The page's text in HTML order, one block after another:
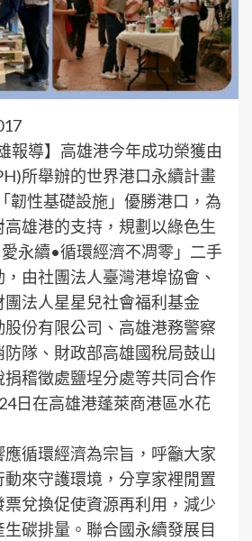
報導】高雄港今年成功榮獲由
所舉辦的世界港口永續計畫
韌性基礎設施」優勝港口，為
雄港的支持，規劃以綠色生
永續•循環經濟不凋零」二手
由社團法人臺灣港埠協會、
法人星星兒社會福利基金
份有限公司、高雄港務警察
隊、財政部高雄國稅局鼓山
稽徵處鹽埕分處等共同合作
日在高雄港蓬萊商港區水花
循環經濟為宗旨，呼籲大家
來守護環境，分享家裡閒置
兌換促使資源再利用，減少
碳排量。聯合國永續發展目